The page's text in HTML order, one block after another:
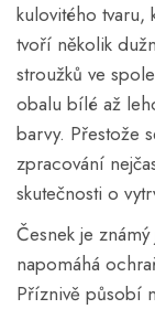
kulovitého tvaru,
tvoří několik
stroužků ve
obalu bílé až
barvy. Přestože
zpracování
skutečnosti o
Česnek je známý
napomáhá
Příznivě působí